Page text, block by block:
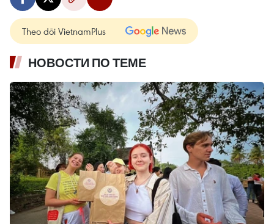
Theo dõi VietnamPlus
НОВОСТИ ПО ТЕМЕ